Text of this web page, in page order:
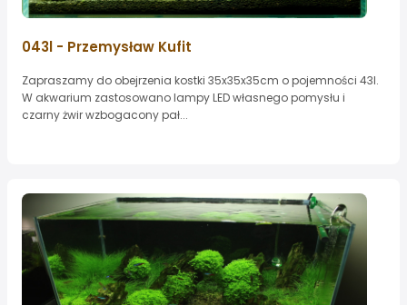
043l - Przemysław Kufit
Zapraszamy do obejrzenia kostki 35x35x35cm o pojemności 43l.
W akwarium zastosowano lampy LED własnego pomysłu i
czarny żwir wzbogacony pał...